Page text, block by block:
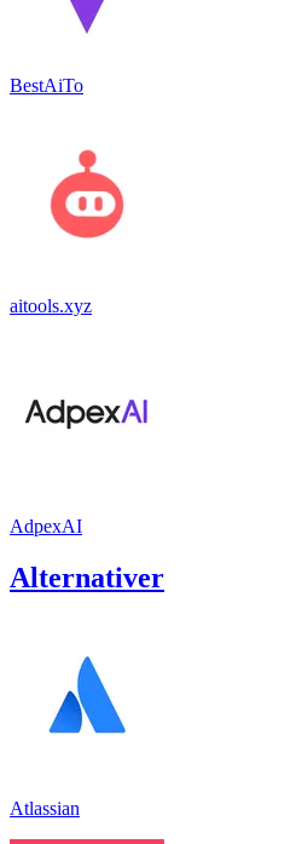
BestAiTo
aitools.xyz
AdpexAI
Alternativer
Atlassian